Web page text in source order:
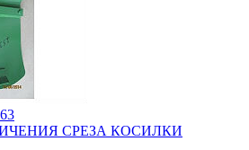
СРЕЗА КОСИЛКИ